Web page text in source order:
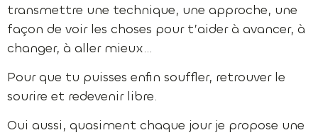
transmettre une technique, une approche, une
façon de voir les choses pour t’aider à avancer, à
changer, à aller mieux…
Pour que tu puisses enfin souffler, retrouver le
sourire et redevenir libre.
Oui aussi, quasiment chaque jour je propose une